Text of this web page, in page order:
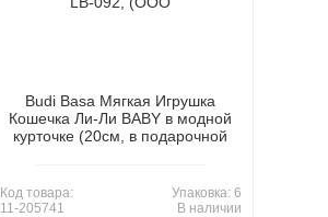
Budi Basa Мягкая Игрушка
Кошечка Ли-Ли BABY в модной
курточке (20см, в подарочной
Код товара:
11-205741
Упаковка: 6
В наличии